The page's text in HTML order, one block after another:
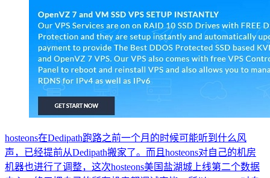
hosteons在Dedipath跑路之前一个月的时候可能听到什么风
声，已经提前从Dedipath搬家了。而且hosteons对自己的机房
机器也进行了调整，这次hosteons美国盐湖城上线第二个数据